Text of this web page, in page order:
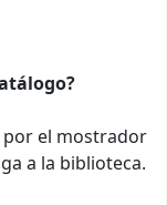
por el mostrador
a la biblioteca.